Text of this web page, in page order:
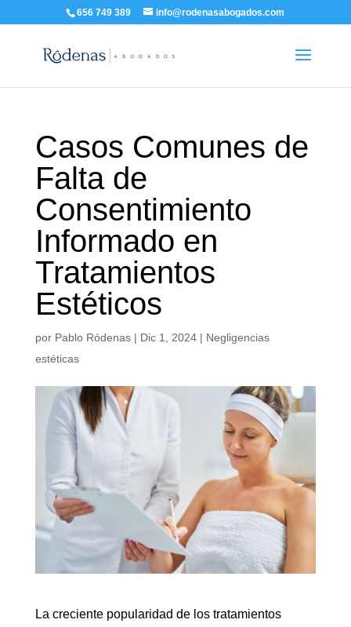
656 749 389 info@rodenasabogados.com
Casos Comunes de
Falta de
Consentimiento
Informado en
Tratamientos
Estéticos
por Pablo Ródenas| Dic 1, 2024| Negligencias
estéticas
La creciente popularidad de los tratamientos